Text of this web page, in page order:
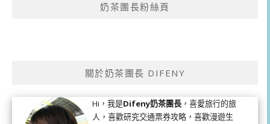
奶茶團長粉絲頁
關於奶茶團長 DIFENY
Hi，我是Difeny奶茶團長 ，喜愛旅行的旅
人，喜歡研究交通票券攻略，喜歡漫遊生